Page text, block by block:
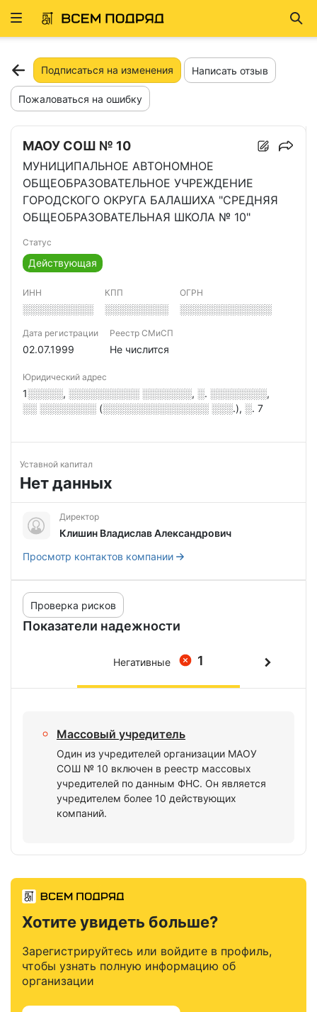
Развернуть
Подписаться на изменения Написать отзыв
Пожаловаться на ошибку
МАОУ СОШ № 10
МУНИЦИПАЛЬНОЕ АВТОНОМНОЕ
ОБЩЕОБРАЗОВАТЕЛЬНОЕ УЧРЕЖДЕНИЕ
ГОРОДСКОГО ОКРУГА БАЛАШИХА "СРЕДНЯЯ
ОБЩЕОБРАЗОВАТЕЛЬНАЯ ШКОЛА № 10"
Статус
Действующая
ИНН
░░░░░░░░░░
КПП
░░░░░░░░░
ОГРН
░░░░░░░░░░░░░
Дата регистрации
02.07.1999
Реестр СМиСП
Не числится
Юридический адрес
1░░░░░, ░░░░░░░░░░ ░░░░░░░, ░. ░░░░░░░░,
░░ ░░░░░░░░ (░░░░░░░░░░░░░░░ ░░░.), ░. 7
Уставной капитал
Нет данных
Директор
Клишин Владислав Александрович
Просмотр контактов компании
Показатели надежности
Проверка рисков
1
Негативные
Массовый учредитель
Один из учредителей организации МАОУ
СОШ № 10 включен в реестр массовых
учредителей по данным ФНС. Он является
учредителем более 10 действующих
компаний.
Хотите увидеть больше?
Зарегистрируйтесь или войдите в профиль,
чтобы узнать полную информацию об
организации